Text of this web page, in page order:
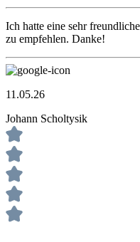
Ich hatte eine sehr
zu empfehlen. Danke!
11.05.26
Johann Scholtysik